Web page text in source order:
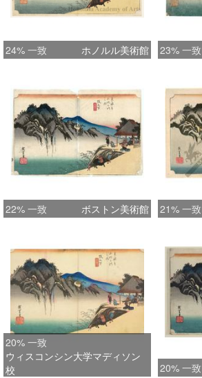
24% 一致 ホノルル美術館 23% 一致
22% 一致 ボストン美術館 21% 一致
20% 一致
ウィスコンシン大学マディソン
校
20% 一致